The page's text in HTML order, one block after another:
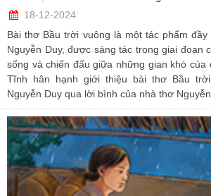
18-12-2024
Bài thơ Bầu trời vuông là một tác phẩm
Nguyễn Duy, được sáng tác trong giai đoạn
sống và chiến đấu giữa những gian khó của
Tĩnh hân hạnh giới thiệu bài thơ Bầu
Nguyễn Duy qua lời bình của nhà thơ